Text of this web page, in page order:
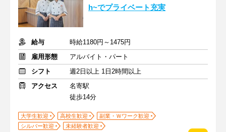
h~でプライベート充実
給与
時給1180円～1475円
雇用形態
アルバイト・パート
シフト
週2日以上 1日2時間以上
アクセス
名寄駅
徒歩14分
大学生歓迎 高校生歓迎
副業・Ｗワーク歓迎
シルバー歓迎
未経験者歓迎